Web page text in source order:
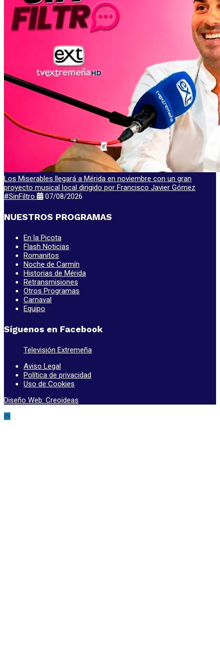
Los Miserables llegará a Mérida en noviembre con un gran
proyecto musical local dirigido por Francisco Javier Gómez
#SinFiltro
07/08/2026
NUESTROS PROGRAMAS
En la Picota
Flash Noticias
Romanitos
Noche de Carmín
Historias de Mérida
Retransmisiones
Otros Programas
Carnaval
Equipo
Síguenos en Facebook
Televisión Extremeña
Aviso Legal
Política de privacidad
Uso de Cookies
Diseño Web: Creoideas